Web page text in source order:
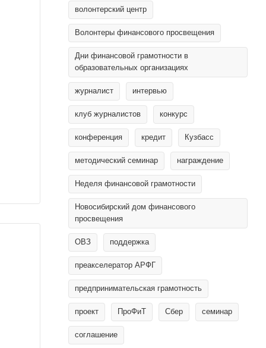
волонтерский центр
Волонтеры финансового просвещения
Дни финансовой грамотности в
образовательных организациях
журналист интервью
клуб журналистов конкурс
конференция кредит Кузбасс
методический семинар награждение
Неделя финансовой грамотности
Новосибирский дом финансового
просвещения
ОВЗ поддержка
преакселератор АРФГ
предпринимательская грамотность
проект ПроФиТ Сбер семинар
соглашение